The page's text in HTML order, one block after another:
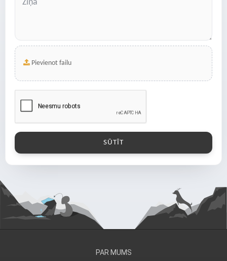
Pievienot failu
PAR MUMS